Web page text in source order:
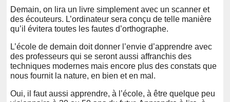
Demain, on lira un livre simplement avec un scanner et
des écouteurs. L’ordinateur sera conçu de telle manière
qu’il évitera toutes les fautes d’orthographe.
L’école de demain doit donner l’envie d’apprendre avec
des professeurs qui se seront aussi affranchis des
techniques modernes mais encore plus des constats que
nous fournit la nature, en bien et en mal.
Oui, il faut aussi apprendre, à l’école, à être quelque peu